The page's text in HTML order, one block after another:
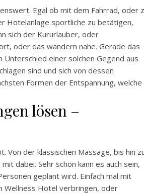
Egal ob mit dem Fahrrad, oder
Hotelanlage sportliche zu betätigen,
sich der Kururlauber, oder
oder das wandern nahe. Gerade das
einer solchen Gegend aus
sind und sich von dessen
Formen der Entspannung, welche
lösen –
Von der klassischen Massage, bis hin
dabei. Sehr schön kann es auch sein,
geplant wird. Einfach mal mit
Wellness Hotel verbringen, oder